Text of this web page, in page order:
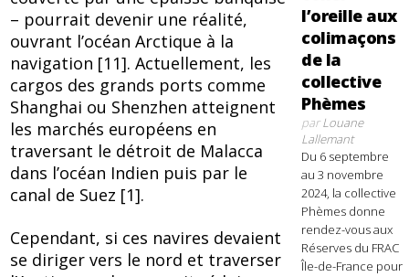
– pourrait devenir une réalité,
ouvrant l’océan Arctique à la
navigation [11]. Actuellement, les
cargos des grands ports comme
Shanghai ou Shenzhen atteignent
les marchés européens en
traversant le détroit de Malacca
dans l’océan Indien puis par le
canal de Suez [1].
Cependant, si ces navires devaient
se diriger vers le nord et traverser
l’oreille aux
colimaçons
de la
collective
Phèmes
parLouane
Lallemant
Du 6 septembre
au 3 novembre
2024, la collective
Phèmes donne
rendez-vous aux
Réserves du FRAC
Île-de-France pour